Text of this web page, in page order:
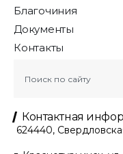
Благочиния
Документы
Контакты
Контактная
624440,